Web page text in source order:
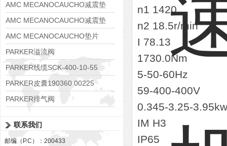
AMC MECANOCAUCHO减震垫
138552
AMC MECANOCAUCHO减震垫
138551
AMC MECANOCAUCHO垫片
608074
PARKER溢流阀
RE06M35W2N1KWXG087
PARKER线缆SCK-400-10-55
PARKER皮囊190360 00225
PARKER排气阀
联系我们
邮编（P.C）：200433
n1 1420
n2 18.5r/min
I 78.13
1730.0Nm
5-50-60Hz
59-400-400V
0.345-3.25-3.95kw
IM H3
IP65